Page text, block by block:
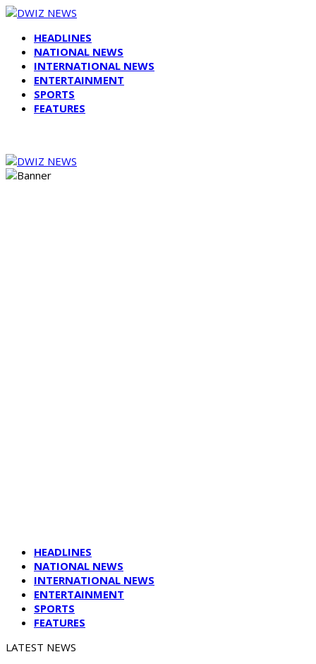
HEADLINES
NATIONAL NEWS
INTERNATIONAL NEWS
ENTERTAINMENT
SPORTS
FEATURES
HEADLINES
NATIONAL NEWS
INTERNATIONAL NEWS
ENTERTAINMENT
SPORTS
FEATURES
LATEST NEWS